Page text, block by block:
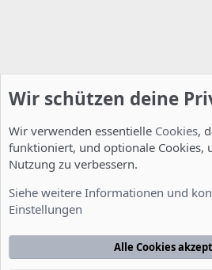
Nutzungsbedingungen
Startseite
Wir schützen deine
Wir verwenden essentielle Cookies,
funktioniert, und optionale Cookies,
Nutzung zu verbessern.
Siehe weitere Informationen und
Einstellungen
Alle Cookies